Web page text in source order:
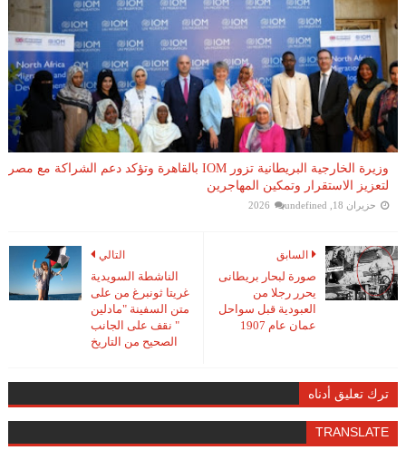
وزيرة الخارجية البريطانية تزور IOM بالقاهرة وتؤكد دعم الشراكة مع مصر
لتعزيز الاستقرار وتمكين المهاجرين
حزيران 18, 2026 undefined
التالي
الناشطة السويدية
غريتا ثونبرغ من على
متن السفينة "مادلين
" نقف على الجانب
الصحيح من التاريخ
السابق
صورة لبحار بريطانى
يحرر رجلا من
العبودية قبل سواحل
عمان عام 1907
ترك تعليق أدناه
TRANSLATE